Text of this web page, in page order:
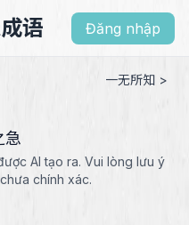
语 Đăng nhập
一无所知 >
急
AI tạo ra. Vui lòng lưu ý
chính xác.